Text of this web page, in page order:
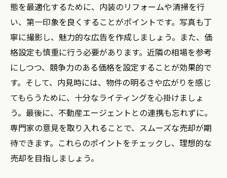
態を最適化するために、内装のリフォームや清掃を行
い、第一印象を良くすることがポイントです。写真も丁
寧に撮影し、魅力的な広告を作成しましょう。また、価
格設定も慎重に行う必要があります。近隣の相場を参考
にしつつ、競争力のある価格を設定することが効果的で
す。そして、内見時には、物件の明るさや広がりを感じ
てもらうために、十分なライティングを心掛けましょ
う。最後に、不動産エージェントとの連携も忘れずに。
専門家の意見を取り入れることで、スムーズな売却が期
待できます。これらのポイントをチェックし、理想的な
売却を目指しましょう。